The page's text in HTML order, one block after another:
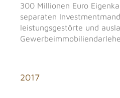
300 Millionen Euro
separaten
leistungsgestörte und
2017